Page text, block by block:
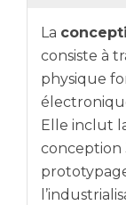
La
consiste à
physique
Elle inclut
conception